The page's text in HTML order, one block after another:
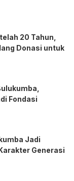
20 Tahun,
Donasi untuk
Fondasi
Jadi
Generasi